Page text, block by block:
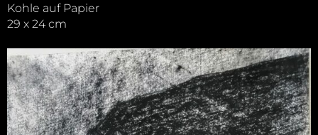
Kohle auf Papier
29 x 24 cm